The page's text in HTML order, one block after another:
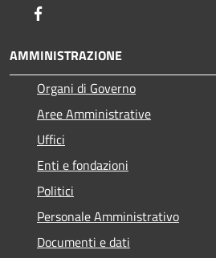
AMMINISTRAZIONE
Organi di Governo
Aree Amministrative
Uffici
Enti e fondazioni
Politici
Personale Amministrativo
Documenti e dati